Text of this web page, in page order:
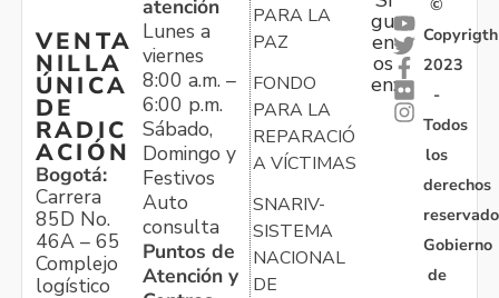
VENTA
NILLA
ÚNICA
DE
RADIC
ACIÓN
Bogotá:
Carrera
85D No.
46A – 65
Complejo
logístico
atención
Lunes a
viernes
8:00 a.m. –
6:00 p.m.
Sábado,
Domingo y
Festivos
Auto
consulta
Puntos de
Atención y
PARA LA
PAZ
FONDO
PARA LA
REPARACIÓN
A VÍCTIMAS
SNARIV-
SISTEMA
NACIONAL
DE
gu
en
os
en:
©
Copyrigth
2023
-
Todos
los
derechos
Gobierno
de